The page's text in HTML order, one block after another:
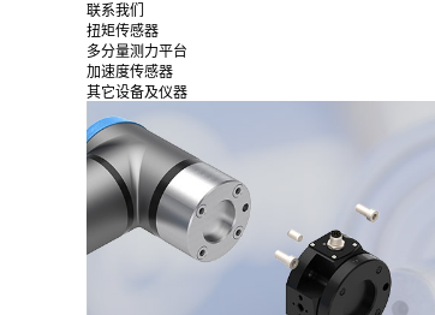
联系我们
扭矩传感器
多分量测力平台
加速度传感器
其它设备及仪器